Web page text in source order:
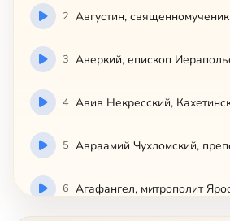
2
3
4
5
6